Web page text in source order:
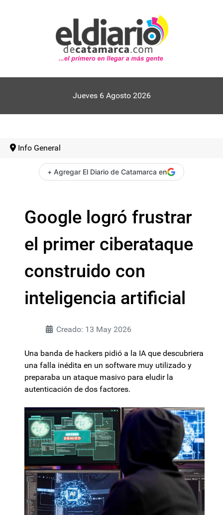
Jueves 6 Agosto 2026
Info General
+ Agregar El Diario de Catamarca en
Google logró frustrar
el primer ciberataque
construido con
inteligencia artificial
Creado: 13 May 2026
Una banda de hackers pidió a la IA que descubriera
una falla inédita en un software muy utilizado y
preparaba un ataque masivo para eludir la
autenticación de dos factores.